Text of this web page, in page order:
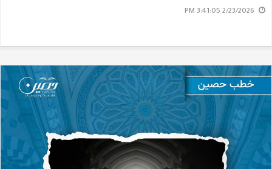
2/23/2026 3:41:05 PM